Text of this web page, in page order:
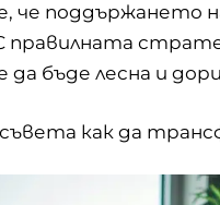
че поддържането
правилната
бъде лесна и
как да